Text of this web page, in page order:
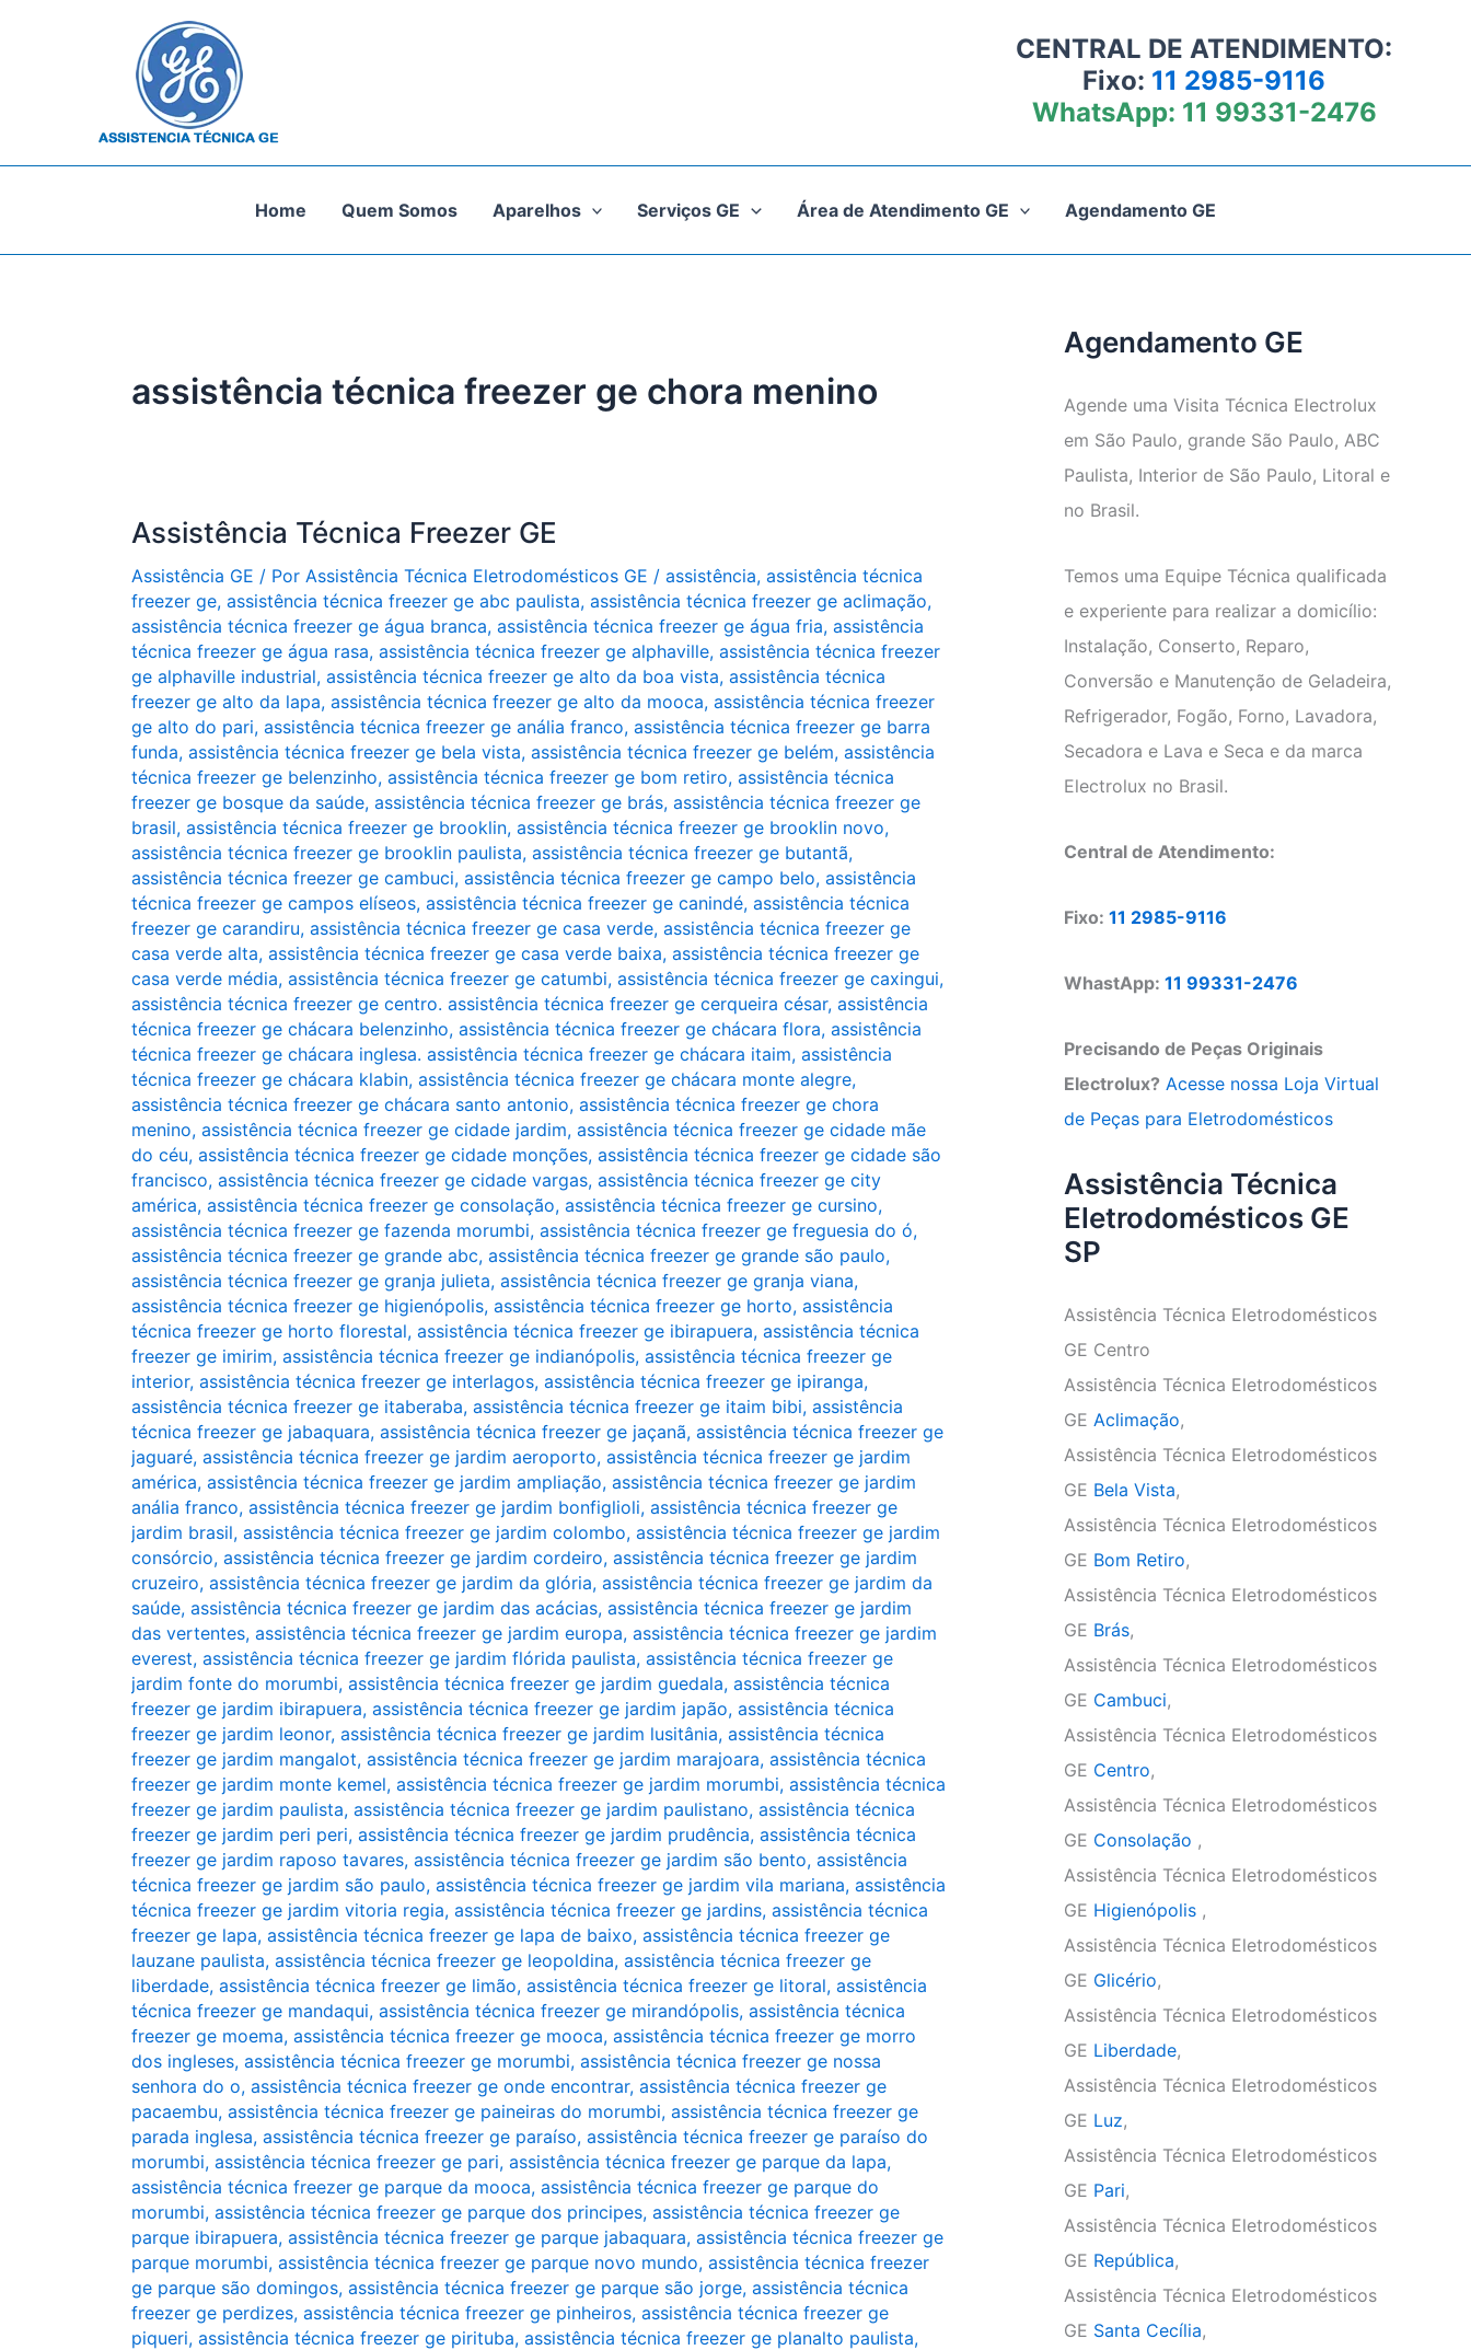
CENTRAL DE ATENDIMENTO:
Fixo: 11 2985-9116
WhatsApp: 11 99331-2476
Home Quem Somos Aparelhos Serviços GE Área de Atendimento GE Agendamento GE
assistência técnica freezer ge chora menino
Assistência Técnica Freezer GE
Assistência GE / Por Assistência Técnica Eletrodomésticos GE / assistência, assistência técnica
freezer ge, assistência técnica freezer ge abc paulista, assistência técnica freezer ge aclimação,
assistência técnica freezer ge água branca, assistência técnica freezer ge água fria, assistência
técnica freezer ge água rasa, assistência técnica freezer ge alphaville, assistência técnica freezer
ge alphaville industrial, assistência técnica freezer ge alto da boa vista, assistência técnica
freezer ge alto da lapa, assistência técnica freezer ge alto da mooca, assistência técnica freezer
ge alto do pari, assistência técnica freezer ge anália franco, assistência técnica freezer ge barra
funda, assistência técnica freezer ge bela vista, assistência técnica freezer ge belém, assistência
técnica freezer ge belenzinho, assistência técnica freezer ge bom retiro, assistência técnica
freezer ge bosque da saúde, assistência técnica freezer ge brás, assistência técnica freezer ge
brasil, assistência técnica freezer ge brooklin, assistência técnica freezer ge brooklin novo,
assistência técnica freezer ge brooklin paulista, assistência técnica freezer ge butantã,
assistência técnica freezer ge cambuci, assistência técnica freezer ge campo belo, assistência
técnica freezer ge campos elíseos, assistência técnica freezer ge canindé, assistência técnica
freezer ge carandiru, assistência técnica freezer ge casa verde, assistência técnica freezer ge
casa verde alta, assistência técnica freezer ge casa verde baixa, assistência técnica freezer ge
casa verde média, assistência técnica freezer ge catumbi, assistência técnica freezer ge caxingui,
assistência técnica freezer ge centro. assistência técnica freezer ge cerqueira césar, assistência
técnica freezer ge chácara belenzinho, assistência técnica freezer ge chácara flora, assistência
técnica freezer ge chácara inglesa. assistência técnica freezer ge chácara itaim, assistência
técnica freezer ge chácara klabin, assistência técnica freezer ge chácara monte alegre,
assistência técnica freezer ge chácara santo antonio, assistência técnica freezer ge chora
menino, assistência técnica freezer ge cidade jardim, assistência técnica freezer ge cidade mãe
do céu, assistência técnica freezer ge cidade monções, assistência técnica freezer ge cidade são
francisco, assistência técnica freezer ge cidade vargas, assistência técnica freezer ge city
américa, assistência técnica freezer ge consolação, assistência técnica freezer ge cursino,
assistência técnica freezer ge fazenda morumbi, assistência técnica freezer ge freguesia do ó,
assistência técnica freezer ge grande abc, assistência técnica freezer ge grande são paulo,
assistência técnica freezer ge granja julieta, assistência técnica freezer ge granja viana,
assistência técnica freezer ge higienópolis, assistência técnica freezer ge horto, assistência
técnica freezer ge horto florestal, assistência técnica freezer ge ibirapuera, assistência técnica
freezer ge imirim, assistência técnica freezer ge indianópolis, assistência técnica freezer ge
interior, assistência técnica freezer ge interlagos, assistência técnica freezer ge ipiranga,
assistência técnica freezer ge itaberaba, assistência técnica freezer ge itaim bibi, assistência
técnica freezer ge jabaquara, assistência técnica freezer ge jaçanã, assistência técnica freezer ge
jaguaré, assistência técnica freezer ge jardim aeroporto, assistência técnica freezer ge jardim
américa, assistência técnica freezer ge jardim ampliação, assistência técnica freezer ge jardim
anália franco, assistência técnica freezer ge jardim bonfiglioli, assistência técnica freezer ge
jardim brasil, assistência técnica freezer ge jardim colombo, assistência técnica freezer ge jardim
consórcio, assistência técnica freezer ge jardim cordeiro, assistência técnica freezer ge jardim
cruzeiro, assistência técnica freezer ge jardim da glória, assistência técnica freezer ge jardim da
saúde, assistência técnica freezer ge jardim das acácias, assistência técnica freezer ge jardim
das vertentes, assistência técnica freezer ge jardim europa, assistência técnica freezer ge jardim
everest, assistência técnica freezer ge jardim flórida paulista, assistência técnica freezer ge
jardim fonte do morumbi, assistência técnica freezer ge jardim guedala, assistência técnica
freezer ge jardim ibirapuera, assistência técnica freezer ge jardim japão, assistência técnica
freezer ge jardim leonor, assistência técnica freezer ge jardim lusitânia, assistência técnica
freezer ge jardim mangalot, assistência técnica freezer ge jardim marajoara, assistência técnica
freezer ge jardim monte kemel, assistência técnica freezer ge jardim morumbi, assistência técnica
freezer ge jardim paulista, assistência técnica freezer ge jardim paulistano, assistência técnica
freezer ge jardim peri peri, assistência técnica freezer ge jardim prudência, assistência técnica
freezer ge jardim raposo tavares, assistência técnica freezer ge jardim são bento, assistência
técnica freezer ge jardim são paulo, assistência técnica freezer ge jardim vila mariana, assistência
técnica freezer ge jardim vitoria regia, assistência técnica freezer ge jardins, assistência técnica
freezer ge lapa, assistência técnica freezer ge lapa de baixo, assistência técnica freezer ge
lauzane paulista, assistência técnica freezer ge leopoldina, assistência técnica freezer ge
liberdade, assistência técnica freezer ge limão, assistência técnica freezer ge litoral, assistência
técnica freezer ge mandaqui, assistência técnica freezer ge mirandópolis, assistência técnica
freezer ge moema, assistência técnica freezer ge mooca, assistência técnica freezer ge morro
dos ingleses, assistência técnica freezer ge morumbi, assistência técnica freezer ge nossa
senhora do o, assistência técnica freezer ge onde encontrar, assistência técnica freezer ge
pacaembu, assistência técnica freezer ge paineiras do morumbi, assistência técnica freezer ge
parada inglesa, assistência técnica freezer ge paraíso, assistência técnica freezer ge paraíso do
morumbi, assistência técnica freezer ge pari, assistência técnica freezer ge parque da lapa,
assistência técnica freezer ge parque da mooca, assistência técnica freezer ge parque do
morumbi, assistência técnica freezer ge parque dos principes, assistência técnica freezer ge
parque ibirapuera, assistência técnica freezer ge parque jabaquara, assistência técnica freezer ge
parque morumbi, assistência técnica freezer ge parque novo mundo, assistência técnica freezer
ge parque são domingos, assistência técnica freezer ge parque são jorge, assistência técnica
freezer ge perdizes, assistência técnica freezer ge pinheiros, assistência técnica freezer ge
piqueri, assistência técnica freezer ge pirituba, assistência técnica freezer ge planalto paulista,
Agendamento GE
Agende uma Visita Técnica Electrolux
em São Paulo, grande São Paulo, ABC
Paulista, Interior de São Paulo, Litoral e
no Brasil.
Temos uma Equipe Técnica qualificada
e experiente para realizar a domicílio:
Instalação, Conserto, Reparo,
Conversão e Manutenção de Geladeira,
Refrigerador, Fogão, Forno, Lavadora,
Secadora e Lava e Seca e da marca
Electrolux no Brasil.
Central de Atendimento:
Fixo: 11 2985-9116
WhastApp: 11 99331-2476
Precisando de Peças Originais
Electrolux? Acesse nossa Loja Virtual
de Peças para Eletrodomésticos
Assistência Técnica
Eletrodomésticos GE
SP
Assistência Técnica Eletrodomésticos
GE Centro
Assistência Técnica Eletrodomésticos
GE Aclimação,
Assistência Técnica Eletrodomésticos
GE Bela Vista,
Assistência Técnica Eletrodomésticos
GE Bom Retiro,
Assistência Técnica Eletrodomésticos
GE Brás,
Assistência Técnica Eletrodomésticos
GE Cambuci,
Assistência Técnica Eletrodomésticos
GE Centro,
Assistência Técnica Eletrodomésticos
GE Consolação ,
Assistência Técnica Eletrodomésticos
GE Higienópolis ,
Assistência Técnica Eletrodomésticos
GE Glicério,
Assistência Técnica Eletrodomésticos
GE Liberdade,
Assistência Técnica Eletrodomésticos
GE Luz,
Assistência Técnica Eletrodomésticos
GE Pari,
Assistência Técnica Eletrodomésticos
GE República,
Assistência Técnica Eletrodomésticos
GE Santa Cecília,